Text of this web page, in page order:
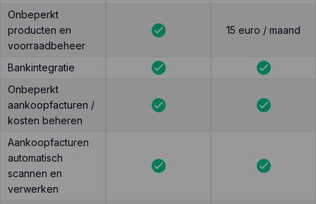
Onbeperkt
producten en
voorraadbeheer
15 euro / maand
Bankintegratie
Onbeperkt
aankoopfacturen /
kosten beheren
Aankoopfacturen
automatisch
scannen en
verwerken